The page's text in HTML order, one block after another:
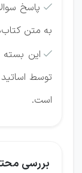
 پاسخ
به متن
 این
توسط
است.
بررسی